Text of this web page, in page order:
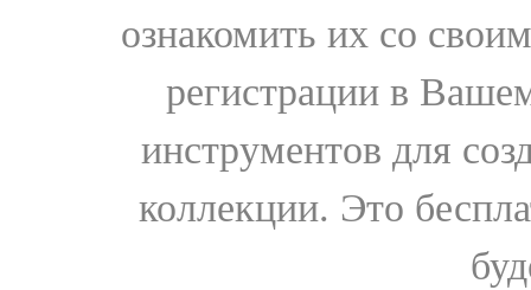
ознакомить их со
регистрации в
инструментов для
коллекции. Это